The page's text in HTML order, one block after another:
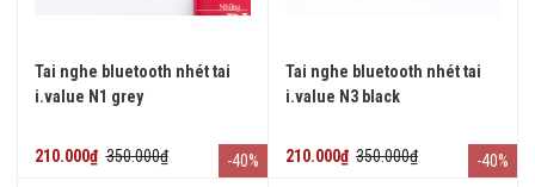
Tai nghe bluetooth nhét tai
i.value N1 grey
210.000₫ 350.000₫ -40%
Tai nghe bluetooth nhét tai
i.value N3 black
210.000₫ 350.000₫ -40%